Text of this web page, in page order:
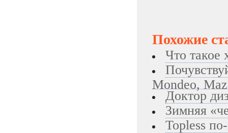
Похожие
Что такое
Mondeo,
Доктор
Зимняя
Topless